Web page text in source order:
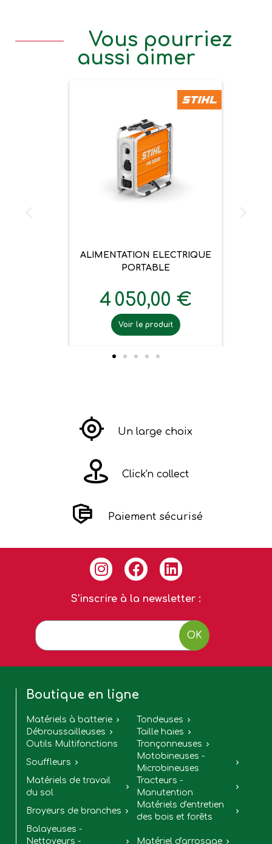
Vous pourriez
aussi aimer
ALIMENTATION ELECTRIQUE
PORTABLE
4 050,00 €
Voir le produit
Un large choix
Click'n collect
Paiement sécurisé
S'inscrire à la newsletter :
OK
Boutique en ligne
Matériels à batterie  Tondeuses 
Débroussailleuses  Taille haies 
Outils Multifonctions Tronçonneuses 
Souffleurs 
Motobineuses -
Microbineuses

Matériels de travail
du sol

Tracteurs -
Manutention

Broyeurs de branches 
Matériels d'entretien
des bois et forêts

Balayeuses -
Nettoyeurs -
 Matériel d'arrosage 